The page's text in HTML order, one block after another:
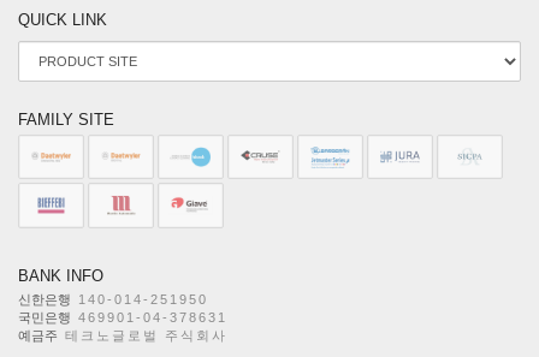
QUICK LINK
FAMILY SITE
BANK INFO
신한은행
140-014-251950
국민은행 469901-04-378631
예금주 테크노글로벌 주식회사